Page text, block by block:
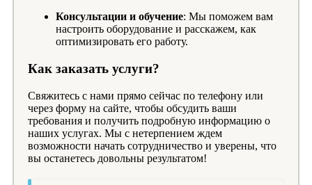
Консультации и обучение: Мы поможем вам
настроить оборудование и расскажем, как
оптимизировать его работу.
Как заказать услуги?
Свяжитесь с нами прямо сейчас по телефону или
через форму на сайте, чтобы обсудить ваши
требования и получить подробную информацию о
наших услугах. Мы с нетерпением ждем
возможности начать сотрудничество и уверены, что
вы останетесь довольны результатом!